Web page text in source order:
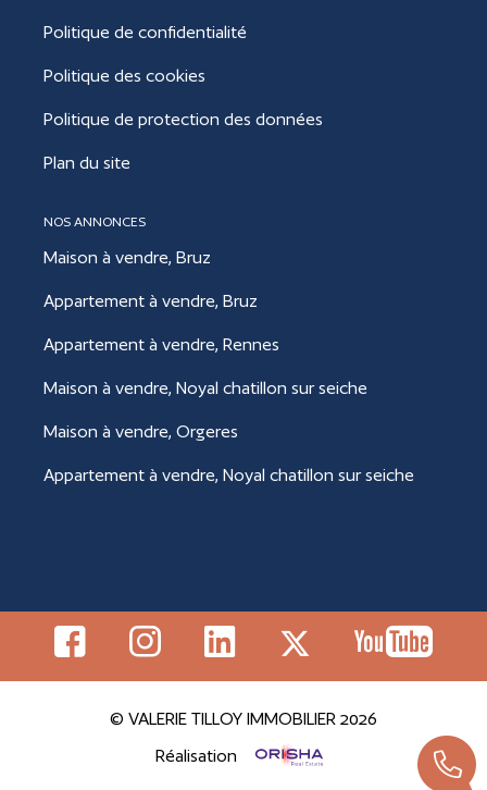
Politique de confidentialité
Politique des cookies
Politique de protection des données
Plan du site
NOS ANNONCES
Maison à vendre, Bruz
Appartement à vendre, Bruz
Appartement à vendre, Rennes
Maison à vendre, Noyal chatillon sur seiche
Maison à vendre, Orgeres
Appartement à vendre, Noyal chatillon sur seiche
© VALERIE TILLOY IMMOBILIER 2026
Réalisation